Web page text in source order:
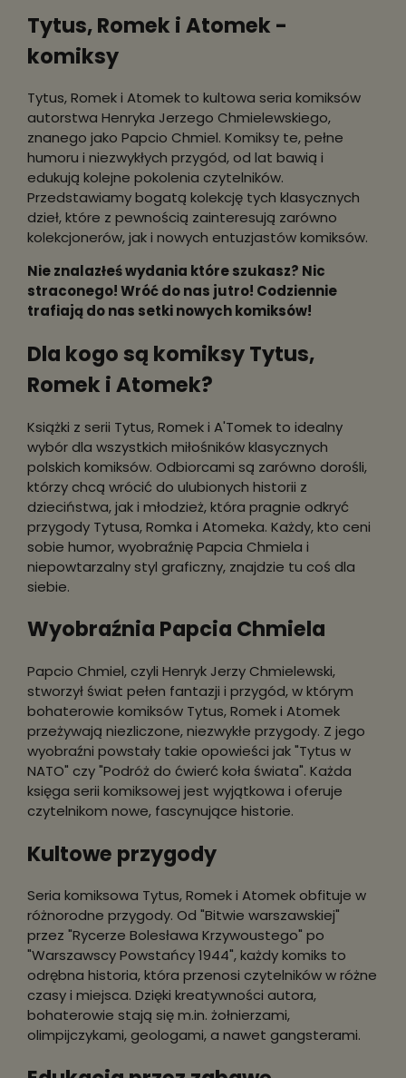
Tytus, Romek i Atomek -
komiksy
Tytus, Romek i Atomek to kultowa seria komiksów
autorstwa Henryka Jerzego Chmielewskiego,
znanego jako Papcio Chmiel. Komiksy te, pełne
humoru i niezwykłych przygód, od lat bawią i
edukują kolejne pokolenia czytelników.
Przedstawiamy bogatą kolekcję tych klasycznych
dzieł, które z pewnością zainteresują zarówno
kolekcjonerów, jak i nowych entuzjastów komiksów.
Nie znalazłeś wydania które szukasz? Nic
straconego! Wróć do nas jutro! Codziennie
trafiają do nas setki nowych komiksów!
Dla kogo są komiksy Tytus,
Romek i Atomek?
Książki z serii Tytus, Romek i A'Tomek to idealny
wybór dla wszystkich miłośników klasycznych
polskich komiksów. Odbiorcami są zarówno dorośli,
którzy chcą wrócić do ulubionych historii z
dzieciństwa, jak i młodzież, która pragnie odkryć
przygody Tytusa, Romka i Atomeka. Każdy, kto ceni
sobie humor, wyobraźnię Papcia Chmiela i
niepowtarzalny styl graficzny, znajdzie tu coś dla
siebie.
Wyobraźnia Papcia Chmiela
Papcio Chmiel, czyli Henryk Jerzy Chmielewski,
stworzył świat pełen fantazji i przygód, w którym
bohaterowie komiksów Tytus, Romek i Atomek
przeżywają niezliczone, niezwykłe przygody. Z jego
wyobraźni powstały takie opowieści jak "Tytus w
NATO" czy "Podróż do ćwierć koła świata". Każda
księga serii komiksowej jest wyjątkowa i oferuje
czytelnikom nowe, fascynujące historie.
Kultowe przygody
Seria komiksowa Tytus, Romek i Atomek obfituje w
różnorodne przygody. Od "Bitwie warszawskiej"
przez "Rycerze Bolesława Krzywoustego" po
"Warszawscy Powstańcy 1944", każdy komiks to
odrębna historia, która przenosi czytelników w różne
czasy i miejsca. Dzięki kreatywności autora,
bohaterowie stają się m.in. żołnierzami,
olimpijczykami, geologami, a nawet gangsterami.